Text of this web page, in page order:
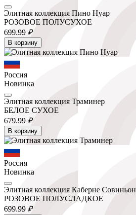
Элитная коллекция Пино Нуар
РОЗОВОЕ ПОЛУСУХОЕ
699.99 ₽
В корзину
Россия
Новинка
Элитная коллекция Траминер
БЕЛОЕ СУХОЕ
679.99 ₽
В корзину
Россия
Новинка
Элитная коллекция Каберне Совиньон
РОЗОВОЕ ПОЛУСЛАДКОЕ
699.99 ₽